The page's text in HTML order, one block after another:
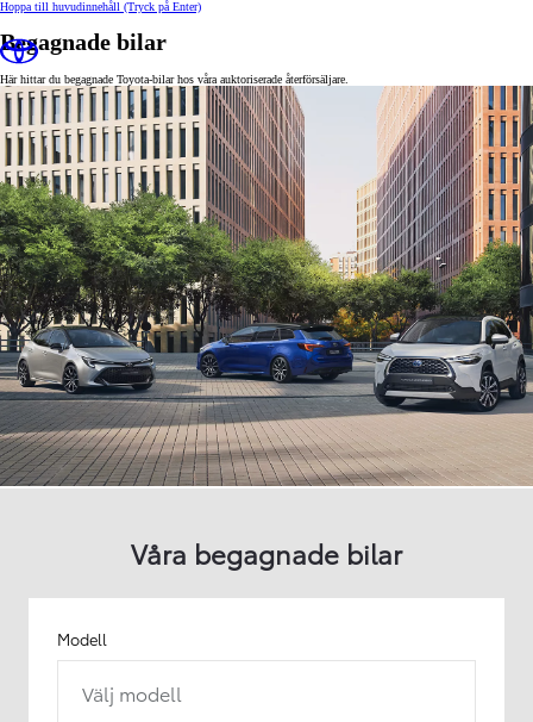
Hoppa till huvudinnehåll (Tryck på Enter)
Begagnade bilar
Här hittar du begagnade Toyota-bilar hos våra auktoriserade återförsäljare.
Våra begagnade bilar
Modell
Välj modell